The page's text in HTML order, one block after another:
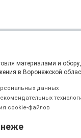
материалами и
в Воронежской
данных
cookie-файлов